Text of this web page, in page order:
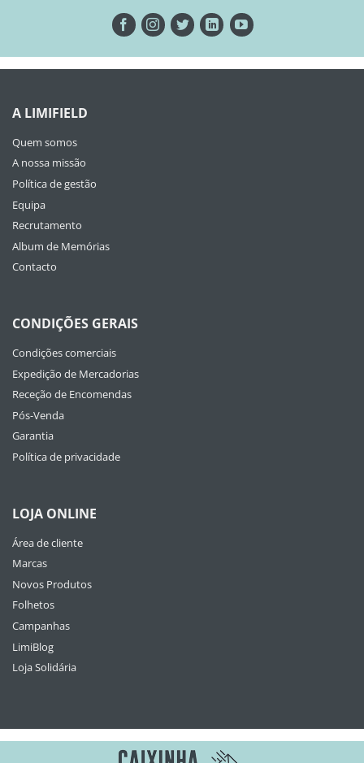
A LIMIFIELD
Quem somos
A nossa missão
Política de gestão
Equipa
Recrutamento
Album de Memórias
Contacto
CONDIÇÕES GERAIS
Condições comerciais
Expedição de Mercadorias
Receção de Encomendas
Pós-Venda
Garantia
Política de privacidade
LOJA ONLINE
Área de cliente
Marcas
Novos Produtos
Folhetos
Campanhas
LimiBlog
Loja Solidária